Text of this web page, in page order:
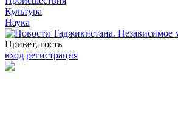
Культура
Наука
Привет, гость
вход регистрация